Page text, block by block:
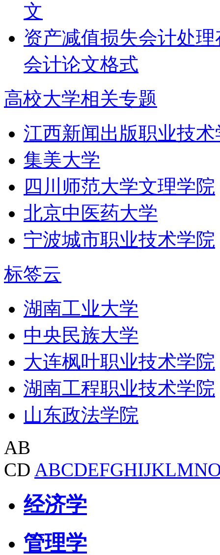
文
资产减值损失会计处
会计论文格式
高校大学相关专题
江西新闻出版职业技术
集美大学
四川师范大学文理学院
北京中医药大学
宁波城市职业技术学院
标签云
湖南工业大学
中央民族大学
大连枫叶职业技术学院
湖南工程职业技术学院
山东政法学院
AB
CD ABCDEFGHIJKLMN
经济学
管理学